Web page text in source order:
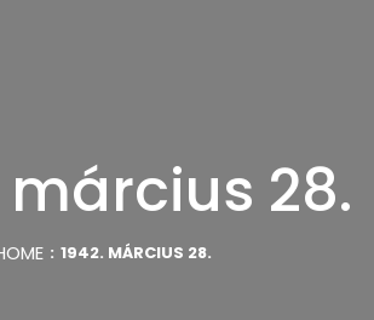
március 28.
1942. MÁRCIUS 28.